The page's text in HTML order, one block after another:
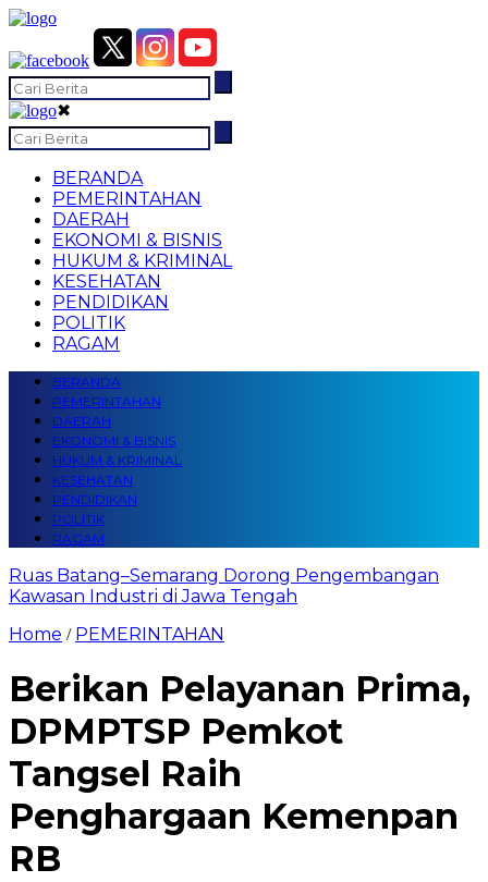
✖
BERANDA
PEMERINTAHAN
DAERAH
EKONOMI & BISNIS
HUKUM & KRIMINAL
KESEHATAN
PENDIDIKAN
POLITIK
RAGAM
BERANDA
PEMERINTAHAN
DAERAH
EKONOMI & BISNIS
HUKUM & KRIMINAL
KESEHATAN
PENDIDIKAN
POLITIK
RAGAM
Ruas Batang–Semarang Dorong Pengembangan
Kawasan Industri di Jawa Tengah
Home / PEMERINTAHAN
Berikan Pelayanan Prima,
DPMPTSP Pemkot
Tangsel Raih
Penghargaan Kemenpan
RB